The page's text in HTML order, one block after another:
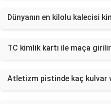
Dünyanın en kilolu kalecisi
TC kimlik kartı ile maça
Atletizm pistinde kaç kulvar